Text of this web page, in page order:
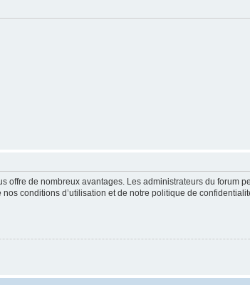
offre de nombreux avantages. Les administrateurs du forum
conditions d’utilisation et de notre politique de